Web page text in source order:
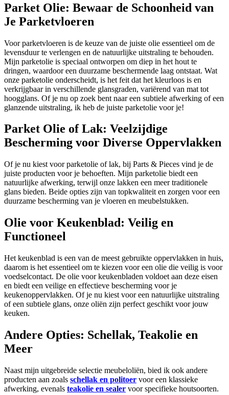
Parket Olie: Bewaar de Schoonheid van
Je Parketvloeren
Voor parketvloeren is de keuze van de juiste olie essentieel om de
levensduur te verlengen en de natuurlijke uitstraling te behouden.
Mijn parketolie is speciaal ontworpen om diep in het hout te
dringen, waardoor een duurzame beschermende laag ontstaat. Wat
onze parketolie onderscheidt, is het feit dat het kleurloos is en
verkrijgbaar in verschillende glansgraden, variërend van mat tot
hoogglans. Of je nu op zoek bent naar een subtiele afwerking of een
glanzende uitstraling, ik heb de juiste parketolie voor je!
Parket Olie of Lak: Veelzijdige
Bescherming voor Diverse Oppervlakken
Of je nu kiest voor parketolie of lak, bij Parts & Pieces vind je de
juiste producten voor je behoeften. Mijn parketolie biedt een
natuurlijke afwerking, terwijl onze lakken een meer traditionele
glans bieden. Beide opties zijn van topkwaliteit en zorgen voor een
duurzame bescherming van je vloeren en meubelstukken.
Olie voor Keukenblad: Veilig en
Functioneel
Het keukenblad is een van de meest gebruikte oppervlakken in huis,
daarom is het essentieel om te kiezen voor een olie die veilig is voor
voedselcontact. De olie voor keukenbladen voldoet aan deze eisen
en biedt een veilige en effectieve bescherming voor je
keukenoppervlakken. Of je nu kiest voor een natuurlijke uitstraling
of een subtiele glans, onze oliën zijn perfect geschikt voor jouw
keuken.
Andere Opties: Schellak, Teakolie en
Meer
Naast mijn uitgebreide selectie meubeloliën, bied ik ook andere
producten aan zoals schellak en politoer voor een klassieke
afwerking, evenals teakolie en sealer voor specifieke houtsoorten.